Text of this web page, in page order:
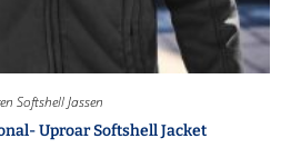
Softshell Jassen
Uproar Softshell Jacket